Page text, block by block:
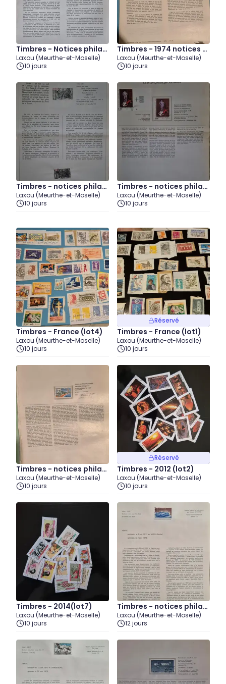
Timbres - Notices philat
éliques 1969 (lot5)
Laxou (Meurthe-et-Moselle)
10 jours
Timbres - 1974 notices p
hilatéliques (lot1)
Laxou (Meurthe-et-Moselle)
10 jours
Timbres - notices philat
éliques 1981 (lot1)
Laxou (Meurthe-et-Moselle)
10 jours
Timbres - notices philat
éliques années 1984 et 19
81 (lot1)
Laxou (Meurthe-et-Moselle)
10 jours
Timbres - France (lot4)
Laxou (Meurthe-et-Moselle)
10 jours
Réservé
Timbres - France (lot1)
Laxou (Meurthe-et-Moselle)
10 jours
Timbres - notices philat
éliques 1983 (lot6)
Laxou (Meurthe-et-Moselle)
10 jours
Réservé
Timbres - 2012 (lot2)
Laxou (Meurthe-et-Moselle)
10 jours
Timbres - 2014(lot7)
Laxou (Meurthe-et-Moselle)
10 jours
Timbres - notices philat
éliques - 1973 (lot3)
Laxou (Meurthe-et-Moselle)
12 jours